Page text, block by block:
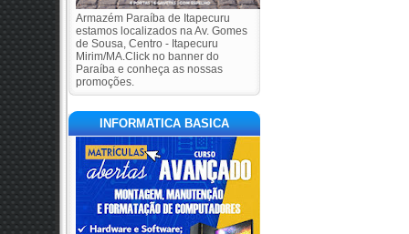
Armazém Paraíba de Itapecuru
estamos localizados na Av. Gomes
de Sousa, Centro - Itapecuru
Mirim/MA.Click no banner do
Paraíba e conheça as nossas
promoções.
INFORMATICA BASICA